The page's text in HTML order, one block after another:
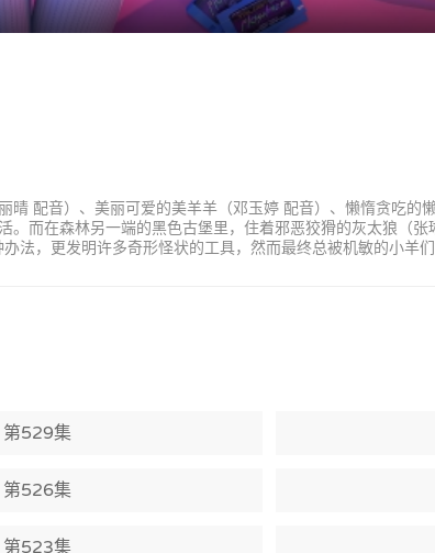
配音）、美丽可爱的美羊羊（邓玉婷 配音）、懒惰贪吃的
而在森林另一端的黑色古堡里，住着邪恶狡猾的灰太狼（
法，更发明许多奇形怪状的工具，然而最终总被机敏的小羊们
第529集
第526集
第523集